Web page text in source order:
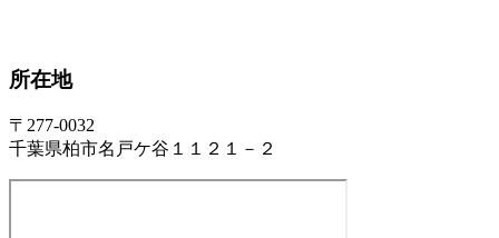
所在地
〒277-0032
千葉県柏市名戸ケ谷１１２１－２